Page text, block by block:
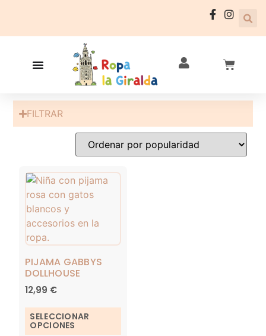
FILTRAR
PIJAMA GABBYS
DOLLHOUSE
12,99 €
SELECCIONAR
OPCIONES